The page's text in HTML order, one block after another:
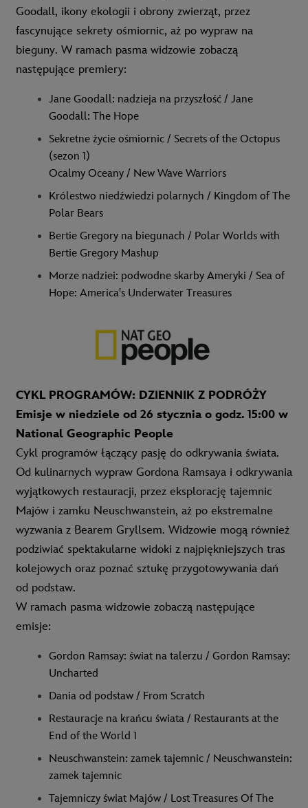
Goodall, ikony ekologii i obrony zwierząt, przez
fascynujące sekrety ośmiornic, aż po wypraw na
bieguny. W ramach pasma widzowie zobaczą
następujące premiery:
Jane Goodall: nadzieja na przyszłość / Jane
Goodall: The Hope
Sekretne życie ośmiornic / Secrets of the Octopus
(sezon 1)
Ocalmy Oceany / New Wave Warriors
Królestwo niedźwiedzi polarnych / Kingdom of The
Polar Bears
Bertie Gregory na biegunach / Polar Worlds with
Bertie Gregory Mashup
Morze nadziei: podwodne skarby Ameryki / Sea of
Hope: America's Underwater Treasures
CYKL PROGRAMÓW: DZIENNIK Z PODRÓŻY
Emisje w niedziele od 26 stycznia o godz. 15:00 w
National Geographic People
Cykl programów łączący pasję do odkrywania świata.
Od kulinarnych wypraw Gordona Ramsaya i odkrywania
wyjątkowych restauracji, przez eksplorację tajemnic
Majów i zamku Neuschwanstein, aż po ekstremalne
wyzwania z Bearem Gryllsem. Widzowie mogą również
podziwiać spektakularne widoki z najpiękniejszych tras
kolejowych oraz poznać sztukę przygotowywania dań
od podstaw.
W ramach pasma widzowie zobaczą następujące
emisje:
Gordon Ramsay: świat na talerzu / Gordon Ramsay:
Uncharted
Dania od podstaw / From Scratch
Restauracje na krańcu świata / Restaurants at the
End of the World 1
Neuschwanstein: zamek tajemnic / Neuschwanstein:
zamek tajemnic
Tajemniczy świat Majów / Lost Treasures Of The